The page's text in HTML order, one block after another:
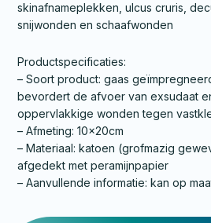
skinafnameplekken, ulcus cruris,
snijwonden en schaafwonden
Productspecificaties:
– Soort product: gaas
bevordert de afvoer van exsudaat
oppervlakkige wonden tegen
– Afmeting: 10x20cm
– Materiaal: katoen (grofmazig
afgedekt met peramijnpapier
– Aanvullende informatie: kan op